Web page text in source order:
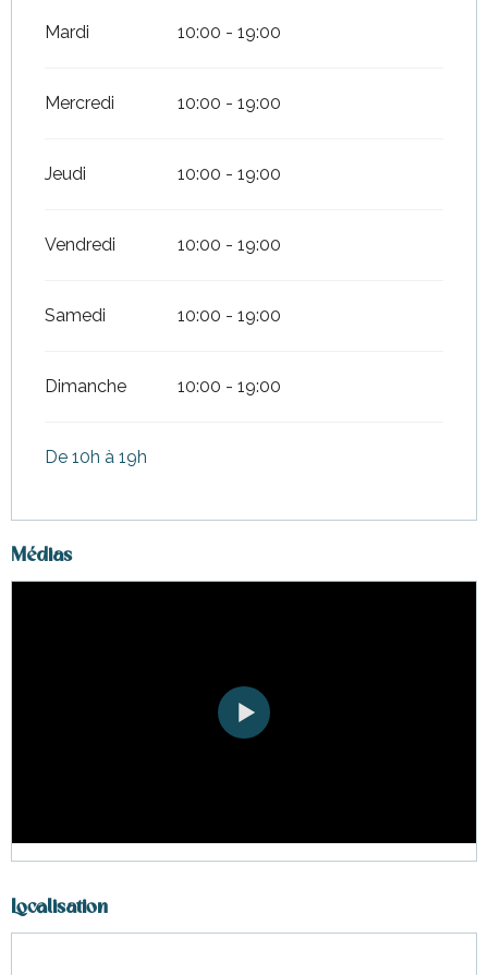
Mardi 10:00 - 19:00
Mercredi 10:00 - 19:00
Jeudi 10:00 - 19:00
Vendredi 10:00 - 19:00
Samedi 10:00 - 19:00
Dimanche 10:00 - 19:00
De 10h à 19h
Médias
Localisation